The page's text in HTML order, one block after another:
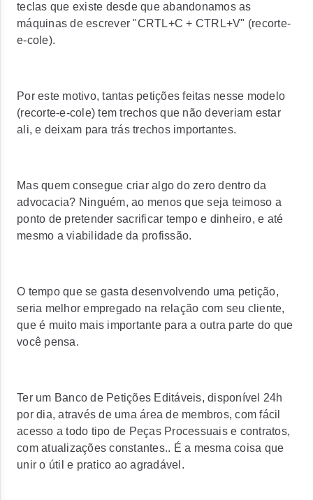
teclas que existe desde que abandonamos as
máquinas de escrever "CRTL+C + CTRL+V" (recorte-
e-cole).
Por este motivo, tantas petições feitas nesse modelo
(recorte-e-cole) tem trechos que não deveriam estar
ali, e deixam para trás trechos importantes.
Mas quem consegue criar algo do zero dentro da
advocacia? Ninguém, ao menos que seja teimoso a
ponto de pretender sacrificar tempo e dinheiro, e até
mesmo a viabilidade da profissão.
O tempo que se gasta desenvolvendo uma petição,
seria melhor empregado na relação com seu cliente,
que é muito mais importante para a outra parte do que
você pensa.
Ter um Banco de Petições Editáveis, disponível 24h
por dia, através de uma área de membros, com fácil
acesso a todo tipo de Peças Processuais e contratos,
com atualizações constantes.. É a mesma coisa que
unir o útil e pratico ao agradável.